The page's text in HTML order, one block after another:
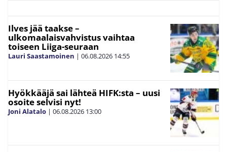
Ilves jää taakse –
ulkomaalaisvahvistus vaihtaa
toiseen Liiga-seuraan
Lauri Saastamoinen | 06.08.2026 14:55
Hyökkääjä sai lähteä HIFK:sta – uusi
osoite selvisi nyt!
Joni Alatalo | 06.08.2026 13:00